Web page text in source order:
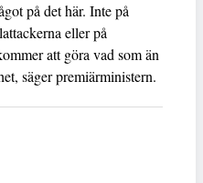
på det här. Inte på
eller på
att göra vad som än
säger premiärministern.